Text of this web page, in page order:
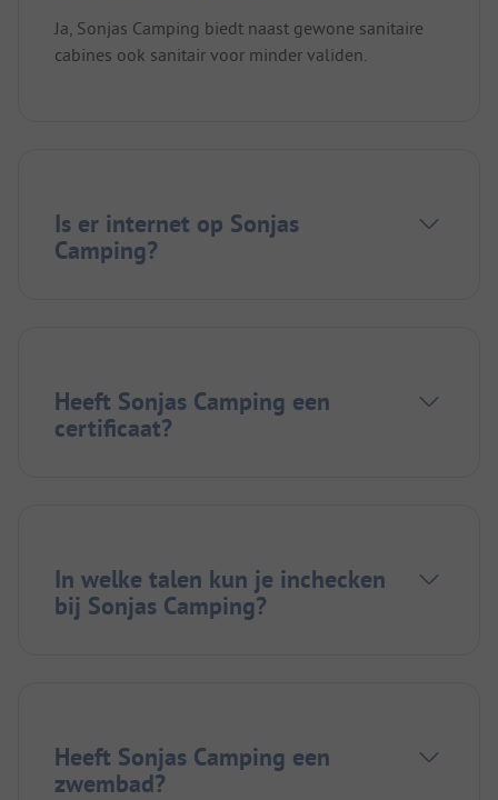
Ja, Sonjas Camping biedt naast gewone sanitaire
cabines ook sanitair voor minder validen.
Is er internet op Sonjas
Camping?
Heeft Sonjas Camping een
certificaat?
In welke talen kun je inchecken
bij Sonjas Camping?
Heeft Sonjas Camping een
zwembad?